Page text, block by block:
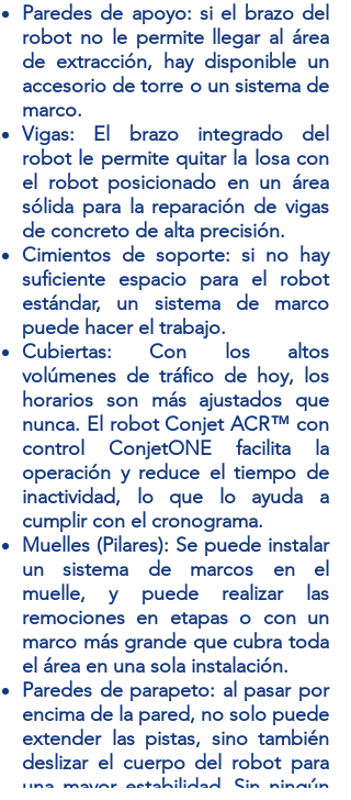
Paredes de apoyo: si el brazo del
robot no le permite llegar al área
de extracción, hay disponible un
accesorio de torre o un sistema de
marco.
Vigas: El brazo integrado del
robot le permite quitar la losa con
el robot posicionado en un área
sólida para la reparación de vigas
de concreto de alta precisión.
Cimientos de soporte: si no hay
suficiente espacio para el robot
estándar, un sistema de marco
puede hacer el trabajo.
Cubiertas: Con los altos
volúmenes de tráfico de hoy, los
horarios son más ajustados que
nunca. El robot Conjet ACR™ con
control ConjetONE facilita la
operación y reduce el tiempo de
inactividad, lo que lo ayuda a
cumplir con el cronograma.
Muelles (Pilares): Se puede instalar
un sistema de marcos en el
muelle, y puede realizar las
remociones en etapas o con un
marco más grande que cubra toda
el área en una sola instalación.
Paredes de parapeto: al pasar por
encima de la pared, no solo puede
extender las pistas, sino también
deslizar el cuerpo del robot para
una mayor estabilidad. Sin ningún